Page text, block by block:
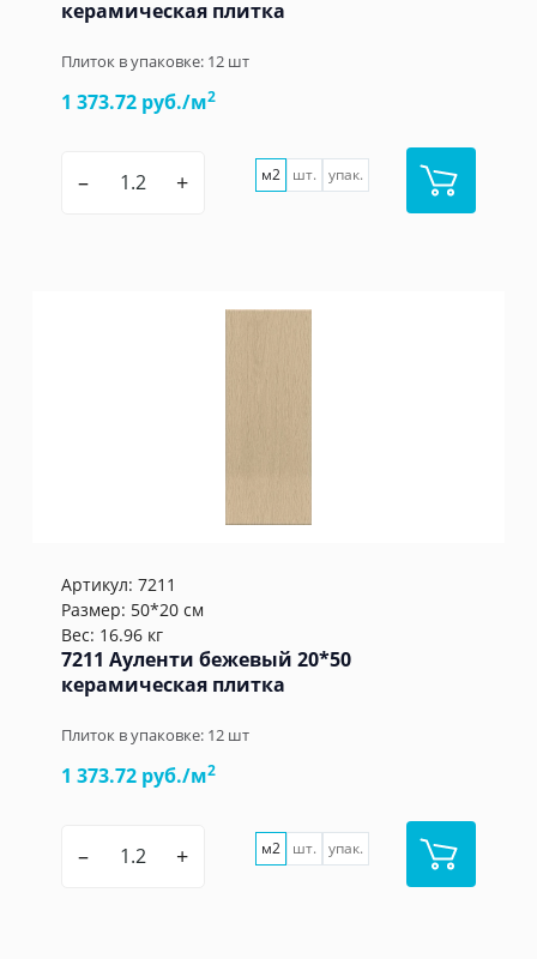
керамическая плитка
Плиток в упаковке: 12 шт
1 373.72 руб./м2
– + м2 шт. упак.
Артикул: 7211
Размер: 50*20 см
Вес: 16.96 кг
7211 Ауленти бежевый 20*50
керамическая плитка
Плиток в упаковке: 12 шт
1 373.72 руб./м2
– + м2 шт. упак.